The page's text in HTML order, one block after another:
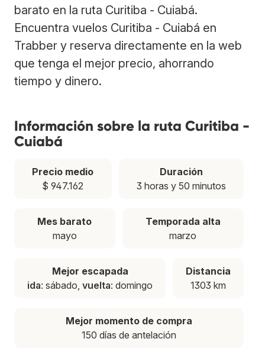
barato en la ruta Curitiba - Cuiabá.
Encuentra vuelos Curitiba - Cuiabá en
Trabber y reserva directamente en la web
que tenga el mejor precio, ahorrando
tiempo y dinero.
Información sobre la ruta Curitiba -
Cuiabá
Precio medio
$ 947.162
Duración
3 horas y 50 minutos
Mes barato
mayo
Temporada alta
marzo
Mejor escapada
ida: sábado, vuelta: domingo
Distancia
1303 km
Mejor momento de compra
150 días de antelación